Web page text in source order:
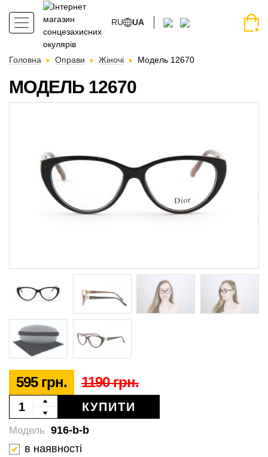
RU UA
Головна Оправи Жіночі Модель 12670
МОДЕЛЬ 12670
595 грн. 1190 грн.
КУПИТИ
916-b-b
Модель
в наявності